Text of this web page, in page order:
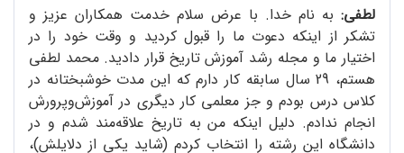
لطفی: به نام خدا. با عرض سلام خدمت همکاران عزیز و
تشکر از اینکه دعوت ما را قبول کردید و وقت خود را در
اختیار ما و مجله رشد آموزش تاریخ قرار دادید. محمد لطفی
هستم، 29 سال سابقه کار دارم که این مدت خوشبختانه در
کلاس درس بودم و جز معلمی کار دیگری در آموزش‌و‌پرورش
انجام ندادم. دلیل اینکه من به تاریخ علاقه‌مند شدم و در
دانشگاه این رشته را انتخاب کردم (شاید یکی از دلایلش)،